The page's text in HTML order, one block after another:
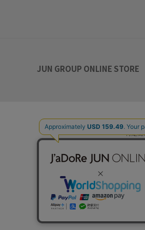
JUN GROUP ONLINE STORE
特定